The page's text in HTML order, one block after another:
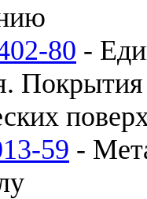
80 -
59 -